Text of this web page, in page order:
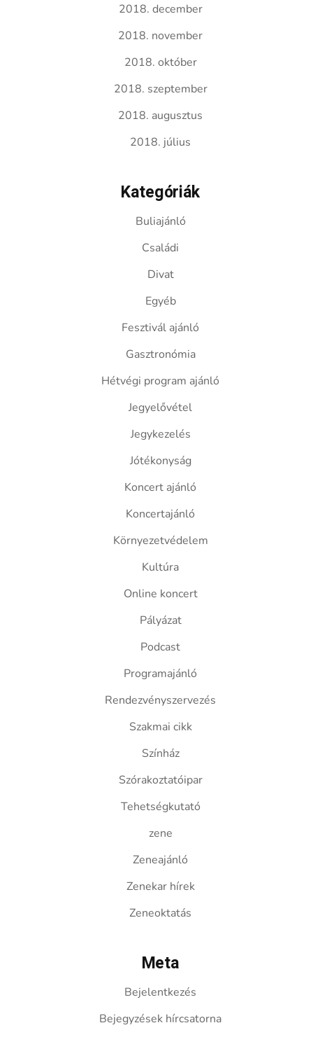
2018. december
2018. november
2018. október
2018. szeptember
2018. augusztus
2018. július
Kategóriák
Buliajánló
Családi
Divat
Egyéb
Fesztivál ajánló
Gasztronómia
Hétvégi program ajánló
Jegyelővétel
Jegykezelés
Jótékonyság
Koncert ajánló
Koncertajánló
Környezetvédelem
Kultúra
Online koncert
Pályázat
Podcast
Programajánló
Rendezvényszervezés
Szakmai cikk
Színház
Szórakoztatóipar
Tehetségkutató
zene
Zeneajánló
Zenekar hírek
Zeneoktatás
Meta
Bejelentkezés
Bejegyzések hírcsatorna